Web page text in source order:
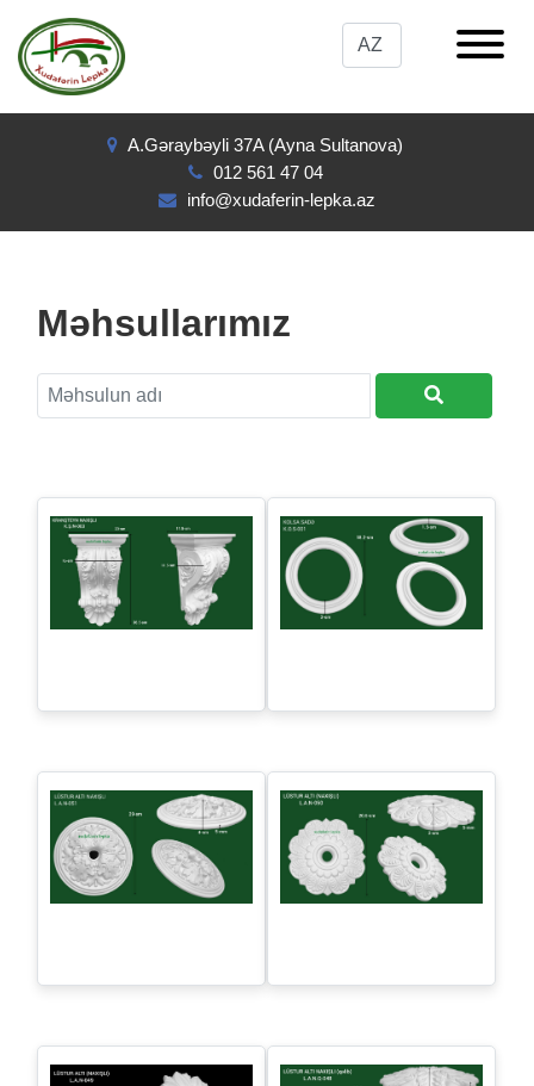
A.Gəraybəyli 37A (Ayna Sultanova)
012 561 47 04
info@xudaferin-lepka.az
Məhsullarımız
Kronşteyn naxışlı - K.Ş.N-
003
Sadə kolsa - K.O.S-001